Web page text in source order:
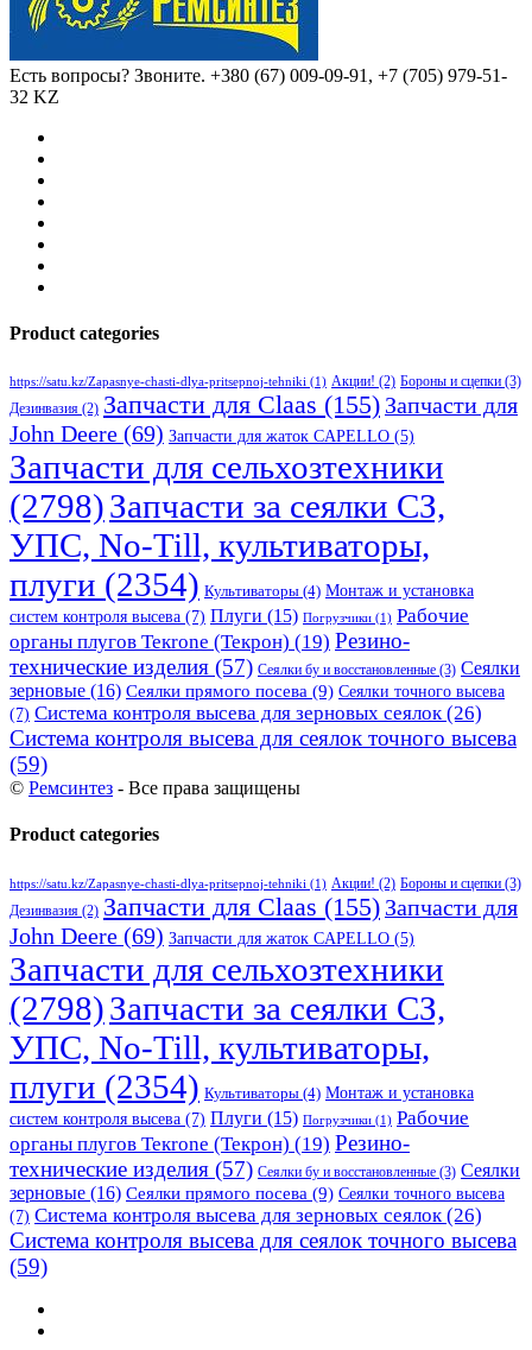
Есть вопросы? Звоните. +380 (67) 009-09-91, +7 (705) 979-51-
32 KZ
Product categories
https://satu.kz/Zapasnye-chasti-dlya-pritsepnoj-tehniki (1) Акции! (2) Бороны и сцепки (3)
Дезинвазия (2) Запчасти для Claas (155) Запчасти для
John Deere (69) Запчасти для жаток CAPELLO (5)
Запчасти для сельхозтехники
(2798)Запчасти за сеялки СЗ,
УПС, No-Till, культиваторы,
плуги (2354) Культиваторы (4) Монтаж и установка
систем контроля высева (7) Плуги (15) Погрузчики (1) Рабочие
органы плугов Текrоne (Текрон) (19) Резино-
технические изделия (57) Сеялки бу и восстановленные (3) Сеялки
зерновые (16) Сеялки прямого посева (9) Сеялки точного высева
(7) Система контроля высева для зерновых сеялок(26)
Система контроля высева для сеялок точного высева
(59)
© Ремсинтез - Все права защищены
Product categories
https://satu.kz/Zapasnye-chasti-dlya-pritsepnoj-tehniki (1) Акции! (2) Бороны и сцепки (3)
Дезинвазия (2) Запчасти для Claas (155) Запчасти для
John Deere (69) Запчасти для жаток CAPELLO (5)
Запчасти для сельхозтехники
(2798)Запчасти за сеялки СЗ,
УПС, No-Till, культиваторы,
плуги (2354) Культиваторы (4) Монтаж и установка
систем контроля высева (7) Плуги (15) Погрузчики (1) Рабочие
органы плугов Текrоne (Текрон) (19) Резино-
технические изделия (57) Сеялки бу и восстановленные (3) Сеялки
зерновые (16) Сеялки прямого посева (9) Сеялки точного высева
(7) Система контроля высева для зерновых сеялок (26)
Система контроля высева для сеялок точного высева
(59)